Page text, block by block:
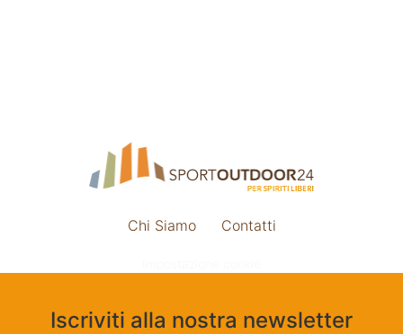
Chi Siamo Contatti
Iscriviti alla nostra newsletter